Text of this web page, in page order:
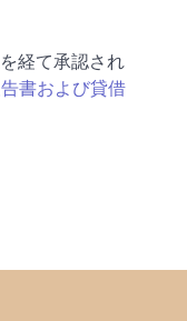
経て承認され
書および貸借